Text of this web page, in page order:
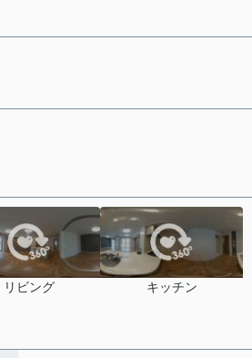
リビング キッチン